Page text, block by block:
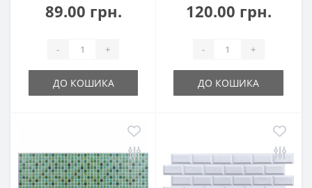
89.00 грн.
- +
ДО КОШИКА
120.00 грн.
- +
ДО КОШИКА